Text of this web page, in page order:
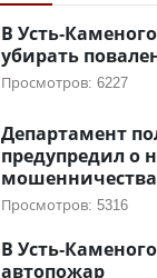
В Усть-
убирать
Просмотров: 6227
Департамент
предупредил о
мошенничества
Просмотров: 5316
В Усть-
автопожар